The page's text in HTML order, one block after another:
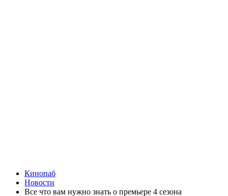
Кинопаб
Новости
Все что вам нужно знать о премьере 4 сезона